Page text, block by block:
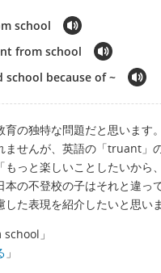
school
from school
because of ~
育の独特な問題だと思います。
せんが、英語の「truant」
もっと楽しいことしたいか
の不登校の子はそれと違っ
た表現を紹介したいと思いま
」
」